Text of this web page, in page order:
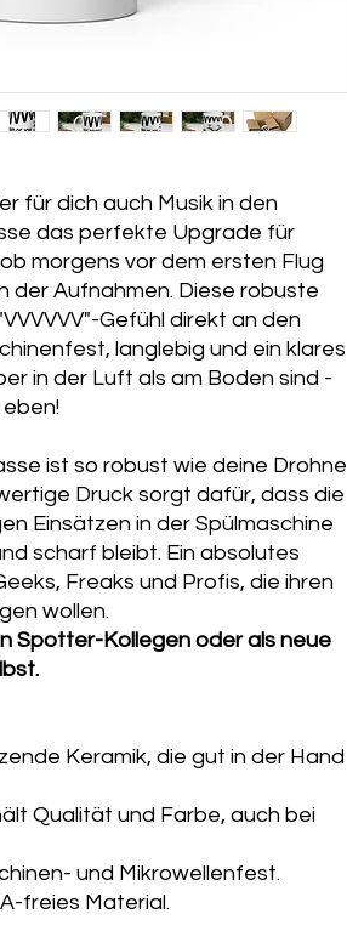
für dich auch Musik in den
das perfekte Upgrade für
morgens vor dem ersten Flug
der Aufnahmen. Diese robuste
Gefühl direkt an den
langlebig und ein klares
in der Luft als am Boden sind -
ist so robust wie deine Drohne
Druck sorgt dafür, dass die
Einsätzen in der Spülmaschine
scharf bleibt. Ein absolutes
Freaks und Profis, die ihren
wollen.
Spotter-Kollegen oder als neue
Keramik, die gut in der Hand
Qualität und Farbe, auch bei
und Mikrowellenfest.
freies Material.